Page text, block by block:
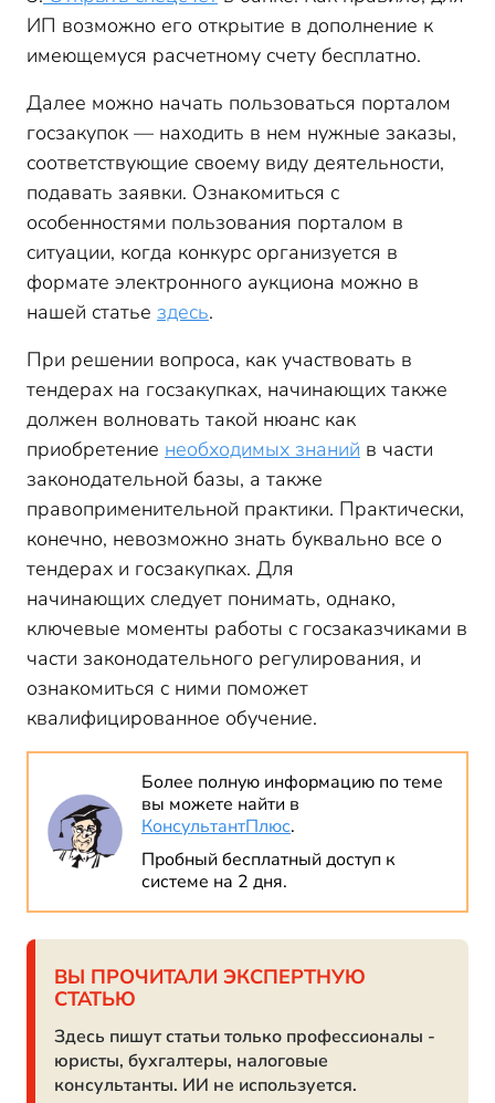
ИП возможно его открытие в дополнение к
имеющемуся расчетному счету бесплатно.
Далее можно начать пользоваться порталом
госзакупок — находить в нем нужные заказы,
соответствующие своему виду деятельности,
подавать заявки. Ознакомиться с
особенностями пользования порталом в
ситуации, когда конкурс организуется в
формате электронного аукциона можно в
нашей статье здесь.
При решении вопроса, как участвовать в
тендерах на госзакупках, начинающих также
должен волновать такой нюанс как
приобретение необходимых знаний в части
законодательной базы, а также
правоприменительной практики. Практически,
конечно, невозможно знать буквально все о
тендерах и госзакупках. Для
начинающих следует понимать, однако,
ключевые моменты работы с госзаказчиками в
части законодательного регулирования, и
ознакомиться с ними поможет
квалифицированное обучение.
Более полную информацию по теме
вы можете найти в
КонсультантПлюс.
Пробный бесплатный доступ к
системе на 2 дня.
ВЫ ПРОЧИТАЛИ ЭКСПЕРТНУЮ
СТАТЬЮ
Здесь пишут статьи только профессионалы -
юристы, бухгалтеры, налоговые
консультанты. ИИ не используется.